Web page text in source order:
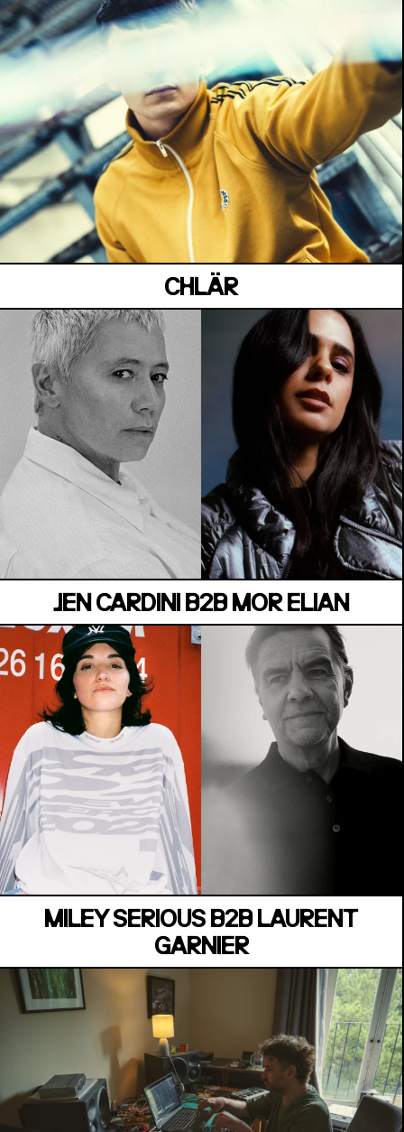
CHLÄR
MANOIR DE KEROUAL
Samedi 04 juillet
JEN CARDINI B2B MOR ELIAN
MANOIR DE KEROUAL
Samedi 04 juillet
MILEY SERIOUS B2B LAURENT
GARNIER
MANOIR DE KEROUAL
Samedi 04 juillet